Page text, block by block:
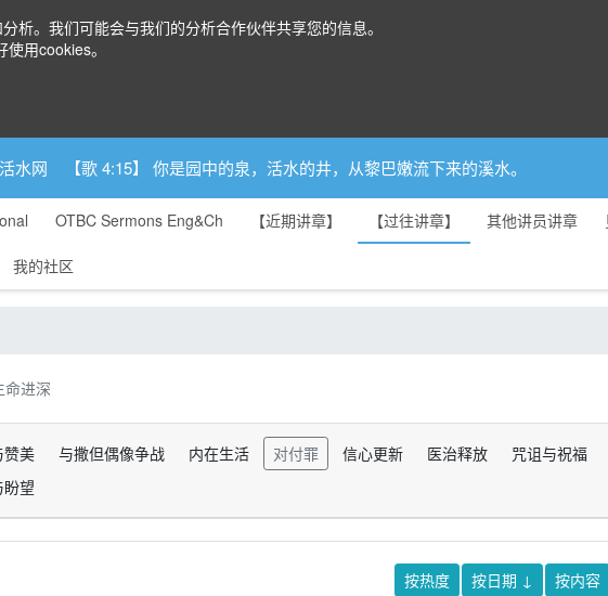
析。我们可能会与我们的分析合作伙伴共享您的信息。
用cookies。
水网 【歌 4:15】 你是园中的泉，活水的井，从黎巴嫩流下来的溪水。
OTBC Sermons Eng&Ch 【近期讲章】 【过往讲章】 其他讲员讲章
我的社区
命进深
赞美 与撒但偶像争战 内在生活 对付罪 信心更新 医治释放
咒诅与祝福
望
按内容
按日期 ↓
按热度